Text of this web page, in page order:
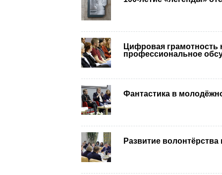
Цифровая грамотность
профессиональное
Фантастика в
Развитие